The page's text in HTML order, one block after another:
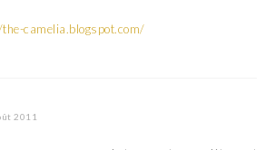
camelia.blogspot.com/
2011